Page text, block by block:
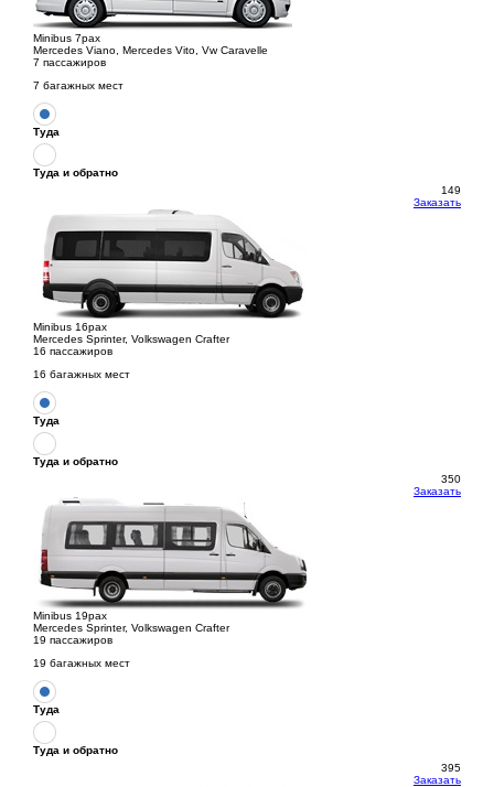
Minibus 7pax
Mercedes Viano, Mercedes Vito, Vw Caravelle
7 пассажиров
7 багажных мест
Туда
Туда и обратно
149
Заказать
Minibus 16pax
Mercedes Sprinter, Volkswagen Crafter
16 пассажиров
16 багажных мест
Туда
Туда и обратно
350
Заказать
Minibus 19pax
Mercedes Sprinter, Volkswagen Crafter
19 пассажиров
19 багажных мест
Туда
Туда и обратно
395
Заказать